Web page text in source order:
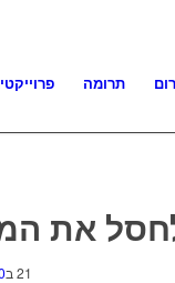
תרומה
את
21 בMay 2015 0